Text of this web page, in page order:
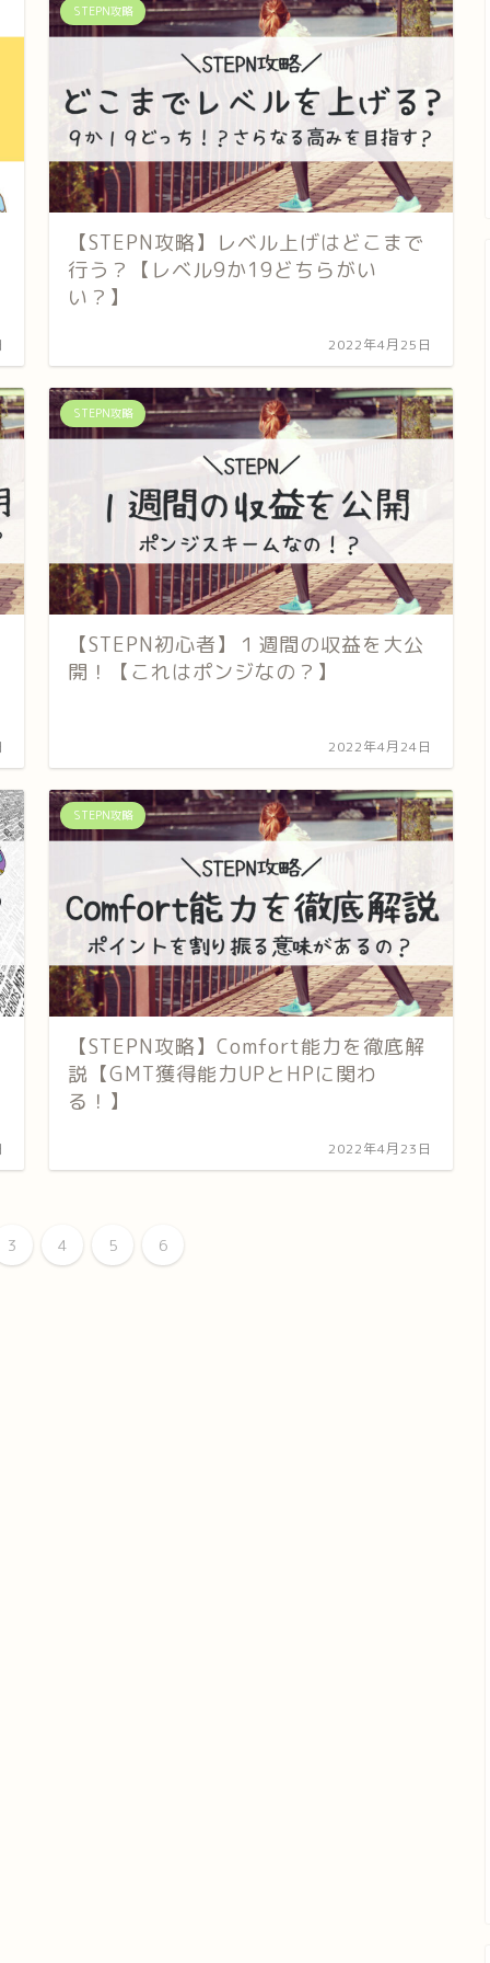
STEPN攻略
【STEPN攻略】レベル上げはどこまで
行う？【レベル9か19どちらがい
い？】
2022年4月25日
STEPN攻略
【STEPN初心者】１週間の収益を大公
開！【これはポンジなの？】
2022年4月24日
STEPN攻略
【STEPN攻略】Comfort能力を徹底解
説【GMT獲得能力UPとHPに関わ
る！】
2022年4月23日
3 4 5 6